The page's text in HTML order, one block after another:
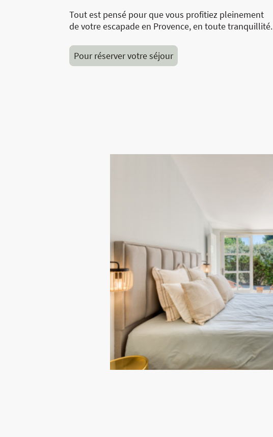
Tout est pensé pour que vous profitiez pleinement
de votre escapade en Provence, en toute tranquillité.
Pour réserver votre séjour